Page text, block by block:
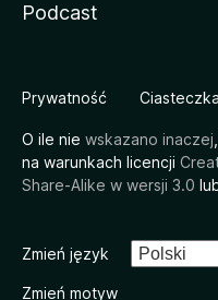
Podcast
Prywatność Ciasteczka
O ile nie wskazano inaczej
na warunkach licencji
Share-Alike w wersji 3.0
Zmień język
Zmień motyw